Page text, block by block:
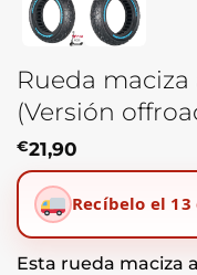
Rueda maciza
(Versión
€21,90
Recíbelo el
Esta rueda maciza